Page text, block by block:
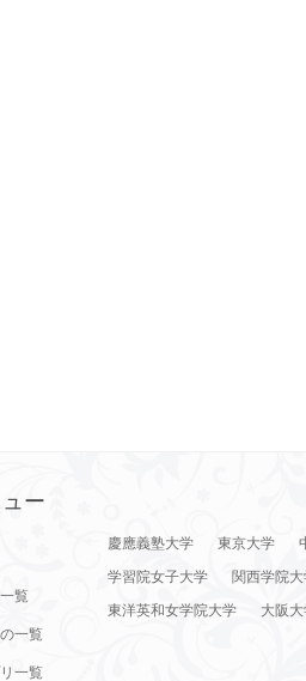
ー
覧
一覧
一覧
慶應義塾大学 東京大学
学習院女子大学
関西学院
東洋英和女学院大学
大阪